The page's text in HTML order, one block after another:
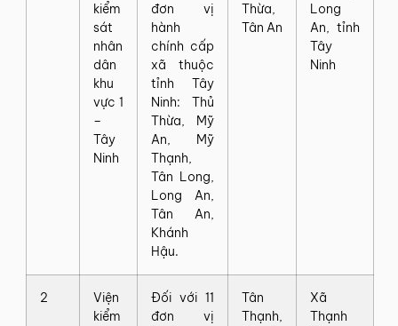
kiểm
sát
nhân
dân
khu
vực 1
–
Tây
Ninh
đơn vị
hành
chính cấp
xã thuộc
tỉnh Tây
Ninh: Thủ
Thừa, Mỹ
An, Mỹ
Thạnh,
Tân Long,
Long An,
Tân An,
Khánh
Hậu.
Thừa,
Tân An
Long
An, tỉnh
Tây
Ninh
2
Viện
kiểm
Đối với 11
đơn vị
Tân
Thạnh,
Xã
Thạnh